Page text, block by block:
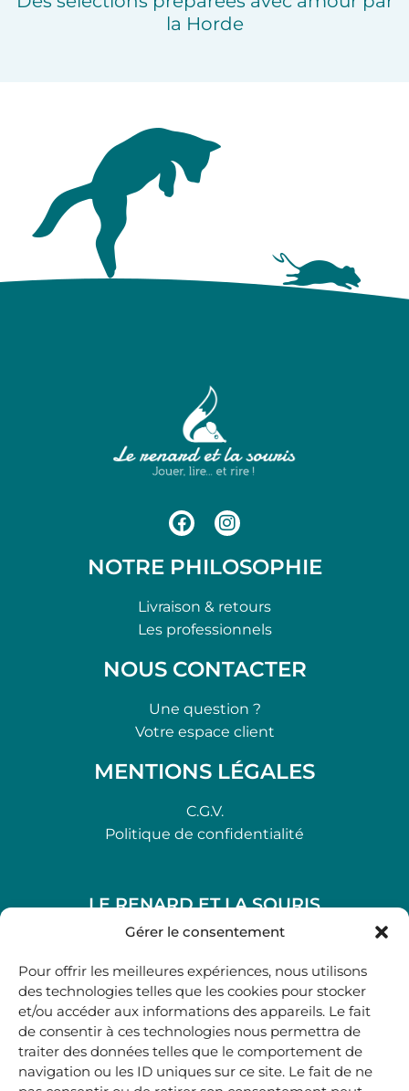
Gérer le consentement
Pour offrir les meilleures expériences, nous utilisons
des technologies telles que les cookies pour stocker
et/ou accéder aux informations des appareils. Le fait
de consentir à ces technologies nous permettra de
traiter des données telles que le comportement de
navigation ou les ID uniques sur ce site. Le fait de ne
la Horde
NOTRE PHILOSOPHIE
Livraison & retours
Les professionnels
NOUS CONTACTER
Une question ?
Votre espace client
MENTIONS LÉGALES
C.G.V.
Politique de confidentialité
LE RENARD ET LA SOURIS
48, rue Maubec 33210 LANGON
05 40 41 37 18
.
MARDI AU SAMEDI
10H00-12H45 | 14H00 -19H00